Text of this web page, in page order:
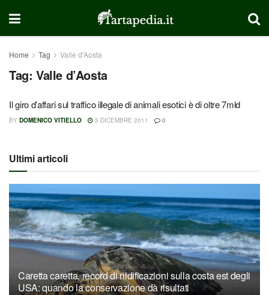
Home Tag Valle d'Aosta
Tag: Valle d’Aosta
Il giro d’affari sul traffico illegale di animali esotici è di oltre 7mld
BY DOMENICO VITIELLO 3 DICEMBRE 2011 0
Ultimi articoli
Caretta caretta, record di nidificazioni sulla costa est degli
USA: quando la conservazione dà risultati